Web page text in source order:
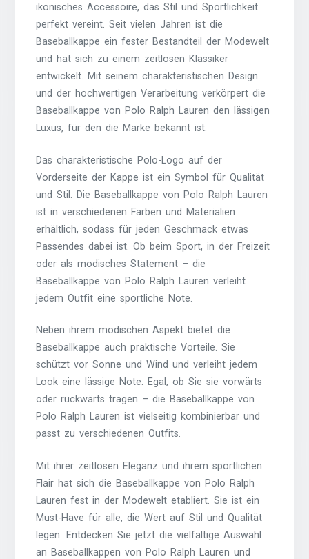
ikonisches Accessoire, das Stil und Sportlichkeit
perfekt vereint. Seit vielen Jahren ist die
Baseballkappe ein fester Bestandteil der Modewelt
und hat sich zu einem zeitlosen Klassiker
entwickelt. Mit seinem charakteristischen Design
und der hochwertigen Verarbeitung verkörpert die
Baseballkappe von Polo Ralph Lauren den lässigen
Luxus, für den die Marke bekannt ist.
Das charakteristische Polo-Logo auf der
Vorderseite der Kappe ist ein Symbol für Qualität
und Stil. Die Baseballkappe von Polo Ralph Lauren
ist in verschiedenen Farben und Materialien
erhältlich, sodass für jeden Geschmack etwas
Passendes dabei ist. Ob beim Sport, in der Freizeit
oder als modisches Statement – die
Baseballkappe von Polo Ralph Lauren verleiht
jedem Outfit eine sportliche Note.
Neben ihrem modischen Aspekt bietet die
Baseballkappe auch praktische Vorteile. Sie
schützt vor Sonne und Wind und verleiht jedem
Look eine lässige Note. Egal, ob Sie sie vorwärts
oder rückwärts tragen – die Baseballkappe von
Polo Ralph Lauren ist vielseitig kombinierbar und
passt zu verschiedenen Outfits.
Mit ihrer zeitlosen Eleganz und ihrem sportlichen
Flair hat sich die Baseballkappe von Polo Ralph
Lauren fest in der Modewelt etabliert. Sie ist ein
Must-Have für alle, die Wert auf Stil und Qualität
legen. Entdecken Sie jetzt die vielfältige Auswahl
an Baseballkappen von Polo Ralph Lauren und